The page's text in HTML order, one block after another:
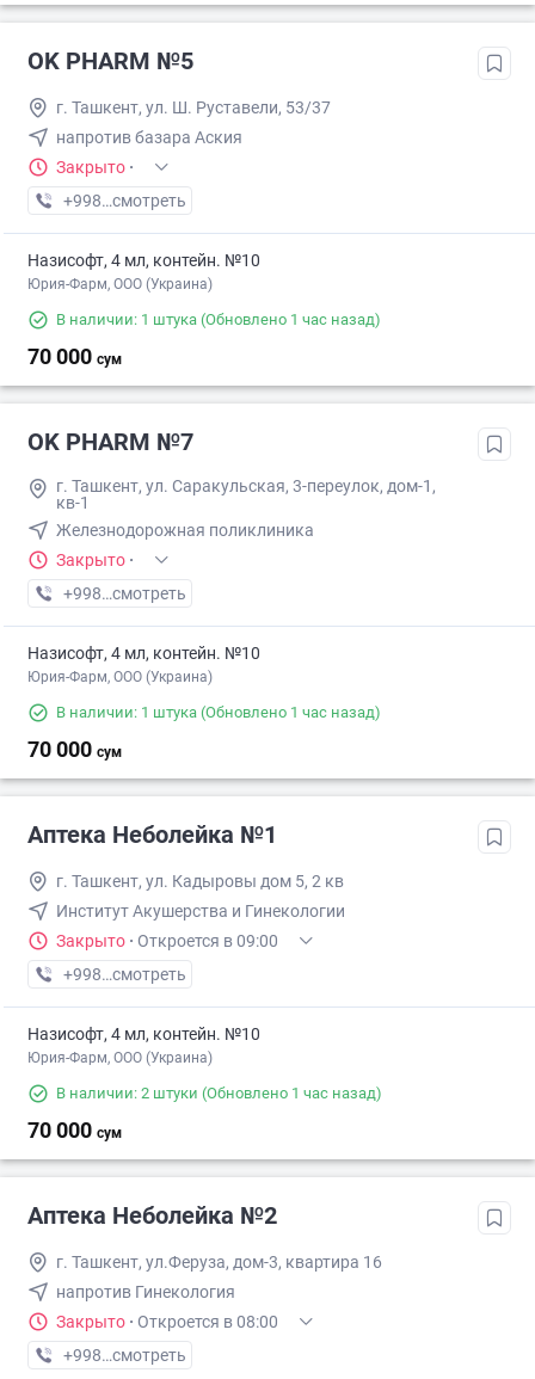
OK PHARM №5
г. Ташкент, ул. Ш. Руставели, 53/37
напротив базара Аския
Закрыто ·
+998 (90) XXX-XX-XX
смотреть
Назисофт, 4 мл, контейн. №10
Юрия-Фарм, ООО (Украина)
В наличии: 1 штука (Обновлено 1 час назад)
70 000 сум
OK PHARM №7
г. Ташкент, ул. Саракульская, 3-переулок, дом-1,
кв-1
Железнодорожная поликлиника
Закрыто ·
+998 (90) XXX-XX-XX
смотреть
Назисофт, 4 мл, контейн. №10
Юрия-Фарм, ООО (Украина)
В наличии: 1 штука (Обновлено 1 час назад)
70 000 сум
Аптека Неболейка №1
г. Ташкент, ул. Кадыровы дом 5, 2 кв
Институт Акушерства и Гинекологии
Закрыто · Откроется в 09:00
+998 (71) XXX-XX-XX
смотреть
Назисофт, 4 мл, контейн. №10
Юрия-Фарм, ООО (Украина)
В наличии: 2 штуки (Обновлено 1 час назад)
70 000 сум
Аптека Неболейка №2
г. Ташкент, ул.Феруза, дом-3, квартира 16
напротив Гинекология
Закрыто · Откроется в 08:00
+998 (71) XXX-XX-XX
смотреть